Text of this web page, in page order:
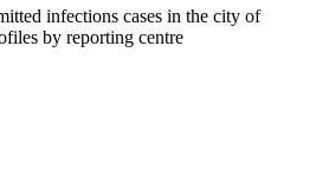
infections cases in the city of
by reporting centre